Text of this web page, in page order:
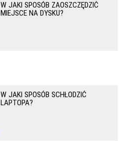
W JAKI SPOSÓB ZAOSZCZĘDZIĆ
MIEJSCE NA DYSKU?
W JAKI SPOSÓB SCHŁODZIĆ
LAPTOPA?